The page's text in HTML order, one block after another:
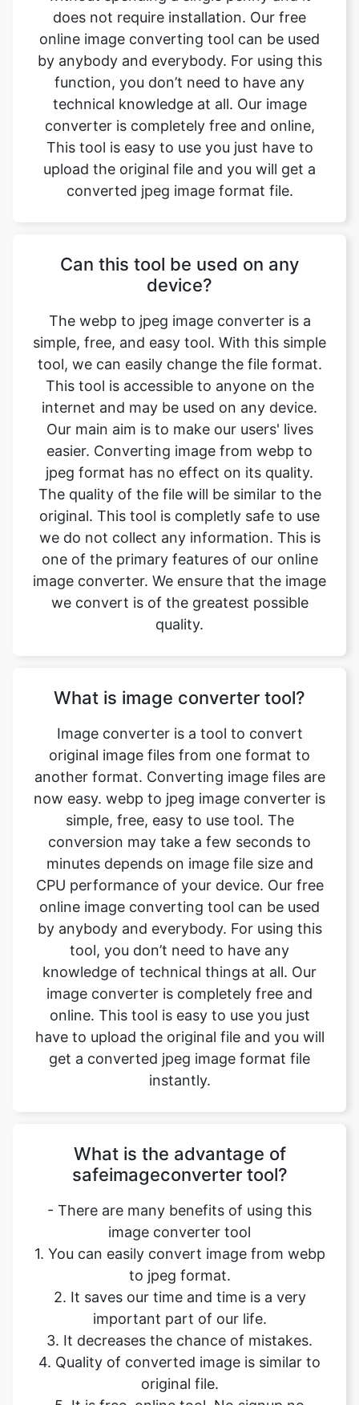
function, you don’t need to have any
technical knowledge at all. Our image
converter is completely free and online,
This tool is easy to use you just have to
upload the original file and you will get a
converted jpeg image format file.
Can this tool be used on any
simple, free, and easy tool. With this simple
tool, we can easily change the file format.
This tool is accessible to anyone on the
internet and may be used on any device.
Our main aim is to make our users' lives
easier. Converting image from webp to
jpeg format has no effect on its quality.
The quality of the file will be similar to the
original. This tool is completly safe to use
we do not collect any information. This is
one of the primary features of our online
image converter. We ensure that the image
we convert is of the greatest possible
quality.
What is image converter tool?
another format. Converting image files are
now easy. webp to jpeg image converter is
simple, free, easy to use tool. The
conversion may take a few seconds to
minutes depends on image file size and
CPU performance of your device. Our free
online image converting tool can be used
by anybody and everybody. For using this
tool, you don’t need to have any
knowledge of technical things at all. Our
image converter is completely free and
online. This tool is easy to use you just
have to upload the original file and you will
get a converted jpeg image format file
instantly.
What is the advantage of
image converter tool
1. You can easily convert image from webp
to jpeg format.
2. It saves our time and time is a very
important part of our life.
3. It decreases the chance of mistakes.
4. Quality of converted image is similar to
original file.
5. It is free, online tool. No signup no
installation needed.
6. Safe and secure tool.
7. It takes no time to give desired result.